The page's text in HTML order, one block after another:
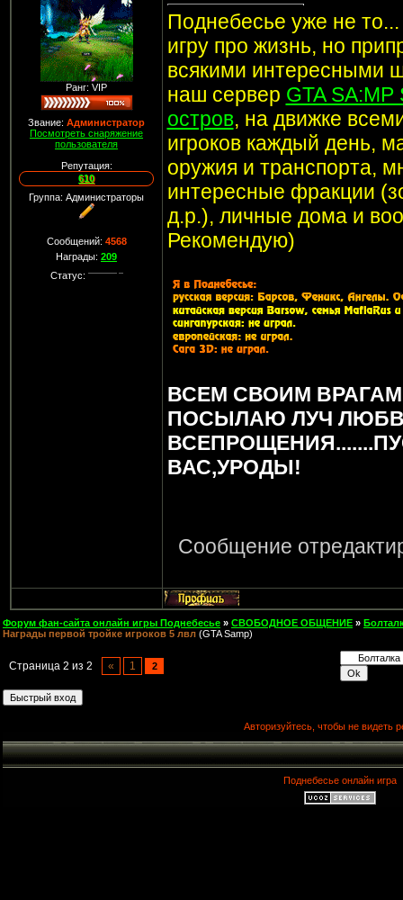
Ранг: VIP
Звание: Администратор
Посмотреть снаряжение
пользователя
Репутация:
610
Группа: Администраторы
Сообщений: 4568
Награды: 209
Статус:
Поднебесье уже не
игру про жизнь, но
всякими интересными
наш сервер GTA SA:MP
остров, на движке
игроков каждый день,
оружия и транспорта,
интересные фракции
д.р.), личные дома и
Рекомендую)
ВСЕМ СВОИМ
ПОСЫЛАЮ ЛУЧ
ВАС,УРОДЫ!
Сообщение
Форум фан-сайта онлайн игры Поднебесье » СВОБОДНОЕ ОБЩЕНИЕ »
Награды первой тройке игроков 5 лвл (GTA Samp)
Страница 2 из 2 « 1 2
Авторизуйтесь, чтобы не видеть
Поднебесье онлайн игра